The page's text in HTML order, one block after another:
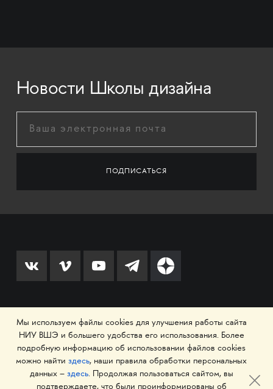
Новости Школы дизайна
© 1993–2026 Национальный исследовательский
университет «Высшая школа экономики»
Мы используем файлы cookies для улучшения работы сайта
НИУ ВШЭ и большего удобства его использования. Более
подробную информацию об использовании файлов cookies
можно найти здесь, наши правила обработки персональных
данных – здесь. Продолжая пользоваться сайтом, вы
подтверждаете, что были проинформированы об